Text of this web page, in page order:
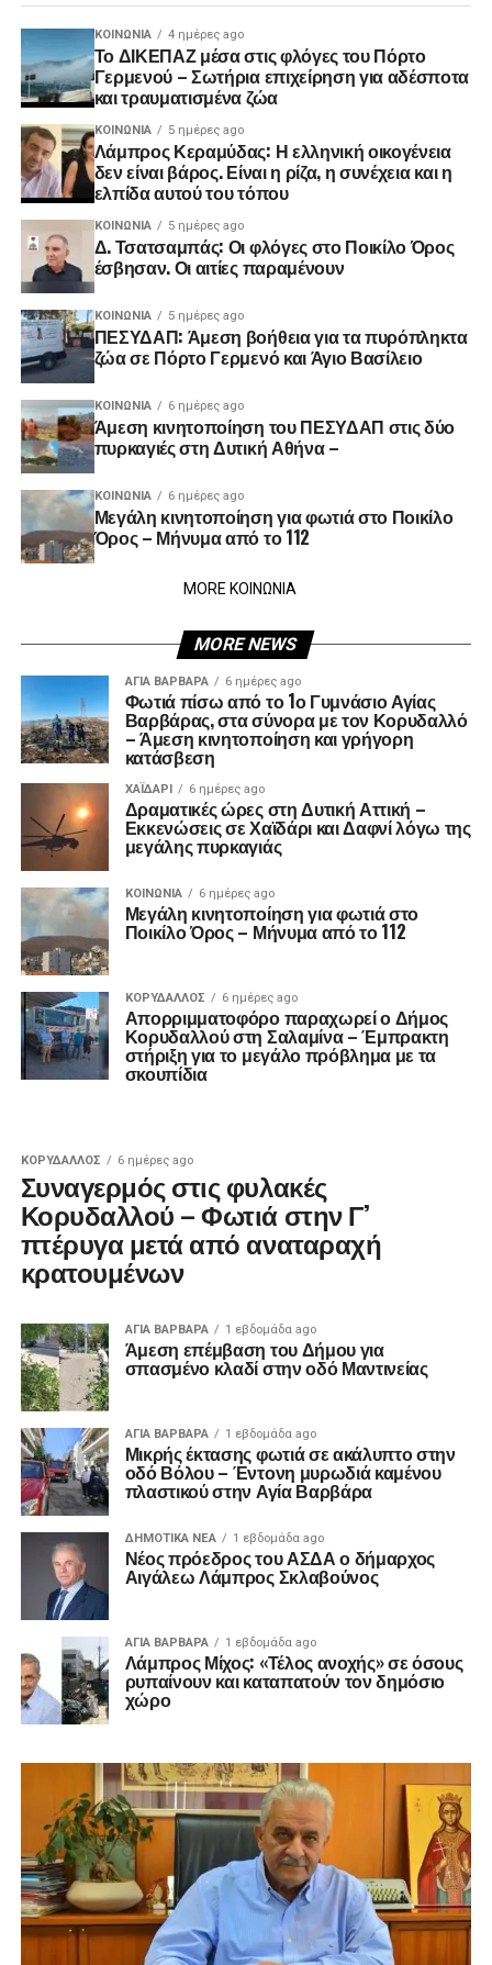
ΚΟΙΝΩΝΊΑ 4 ημέρες ago
Το ΔΙΚΕΠΑΖ μέσα στις φλόγες του Πόρτο
Γερμενού – Σωτήρια επιχείρηση για αδέσποτα
και τραυματισμένα ζώα
ΚΟΙΝΩΝΊΑ 5 ημέρες ago
Λάμπρος Κεραμύδας: Η ελληνική οικογένεια
δεν είναι βάρος. Είναι η ρίζα, η συνέχεια και η
ελπίδα αυτού του τόπου
ΚΟΙΝΩΝΊΑ 5 ημέρες ago
Δ. Τσατσαμπάς: Οι φλόγες στο Ποικίλο Όρος
έσβησαν. Οι αιτίες παραμένουν
ΚΟΙΝΩΝΊΑ 5 ημέρες ago
ΠΕΣΥΔΑΠ: Άμεση βοήθεια για τα πυρόπληκτα
ζώα σε Πόρτο Γερμενό και Άγιο Βασίλειο
ΚΟΙΝΩΝΊΑ 6 ημέρες ago
Άμεση κινητοποίηση του ΠΕΣΥΔΑΠ στις δύο
πυρκαγιές στη Δυτική Αθήνα –
ΚΟΙΝΩΝΊΑ 6 ημέρες ago
Μεγάλη κινητοποίηση για φωτιά στο Ποικίλο
Όρος – Μήνυμα από το 112
MORE ΚΟΙΝΩΝΙΑ
MORE NEWS
ΑΓΙΑ ΒΑΡΒΑΡΑ 6 ημέρες ago
Φωτιά πίσω από το 1ο Γυμνάσιο Αγίας
Βαρβάρας, στα σύνορα με τον Κορυδαλλό
– Άμεση κινητοποίηση και γρήγορη
κατάσβεση
ΧΑΪΔΑΡΙ 6 ημέρες ago
Δραματικές ώρες στη Δυτική Αττική –
Εκκενώσεις σε Χαϊδάρι και Δαφνί λόγω της
μεγάλης πυρκαγιάς
ΚΟΙΝΩΝΊΑ 6 ημέρες ago
Μεγάλη κινητοποίηση για φωτιά στο
Ποικίλο Όρος – Μήνυμα από το 112
ΚΟΡΥΔΑΛΛΟΣ 6 ημέρες ago
Απορριμματοφόρο παραχωρεί ο Δήμος
Κορυδαλλού στη Σαλαμίνα – Έμπρακτη
στήριξη για το μεγάλο πρόβλημα με τα
σκουπίδια
ΚΟΡΥΔΑΛΛΟΣ 6 ημέρες ago
Συναγερμός στις φυλακές
Κορυδαλλού – Φωτιά στην Γ’
πτέρυγα μετά από αναταραχή
κρατουμένων
ΑΓΙΑ ΒΑΡΒΑΡΑ 1 εβδομάδα ago
Άμεση επέμβαση του Δήμου για
σπασμένο κλαδί στην οδό Μαντινείας
ΑΓΙΑ ΒΑΡΒΑΡΑ 1 εβδομάδα ago
Μικρής έκτασης φωτιά σε ακάλυπτο στην
οδό Βόλου – Έντονη μυρωδιά καμένου
πλαστικού στην Αγία Βαρβάρα
ΔΗΜΟΤΙΚΆ ΝΈΑ 1 εβδομάδα ago
Νέος πρόεδρος του ΑΣΔΑ ο δήμαρχος
Αιγάλεω Λάμπρος Σκλαβούνος
ΑΓΙΑ ΒΑΡΒΑΡΑ 1 εβδομάδα ago
Λάμπρος Μίχος: «Τέλος ανοχής» σε όσους
ρυπαίνουν και καταπατούν τον δημόσιο
χώρο